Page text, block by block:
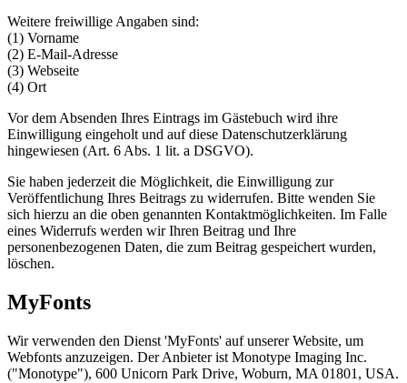
Weitere freiwillige Angaben sind:
(1) Vorname
(2) E-Mail-Adresse
(3) Webseite
(4) Ort
Vor dem Absenden Ihres Eintrags im Gästebuch wird ihre
Einwilligung eingeholt und auf diese Datenschutzerklärung
hingewiesen (Art. 6 Abs. 1 lit. a DSGVO).
Sie haben jederzeit die Möglichkeit, die Einwilligung zur
Veröffentlichung Ihres Beitrags zu widerrufen. Bitte wenden Sie
sich hierzu an die oben genannten Kontaktmöglichkeiten. Im Falle
eines Widerrufs werden wir Ihren Beitrag und Ihre
personenbezogenen Daten, die zum Beitrag gespeichert wurden,
löschen.
MyFonts
Wir verwenden den Dienst 'MyFonts' auf unserer Website, um
Webfonts anzuzeigen. Der Anbieter ist Monotype Imaging Inc.
("Monotype"), 600 Unicorn Park Drive, Woburn, MA 01801, USA.